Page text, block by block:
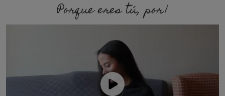
Porque eres tú, porque soy